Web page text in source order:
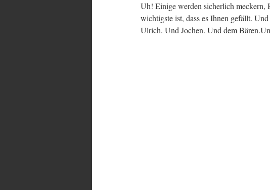
Uh! Einige werden sicherlich meckern,
wichtigste ist, dass es Ihnen gefällt.
Ulrich. Und Jochen. Und dem